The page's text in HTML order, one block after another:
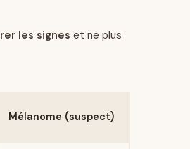
les signes et ne plus
Mélanome (suspect)